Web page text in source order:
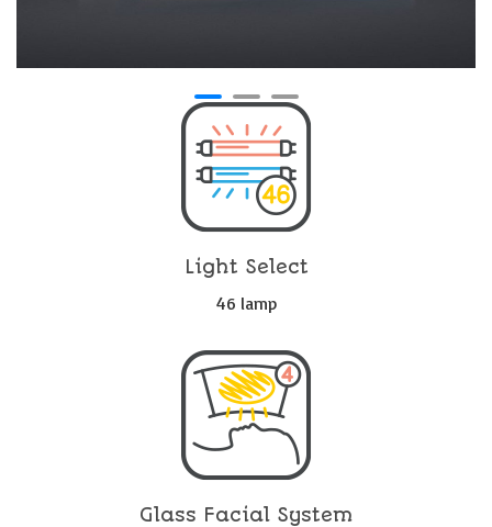
Light Select
46 lamp
Glass Facial System